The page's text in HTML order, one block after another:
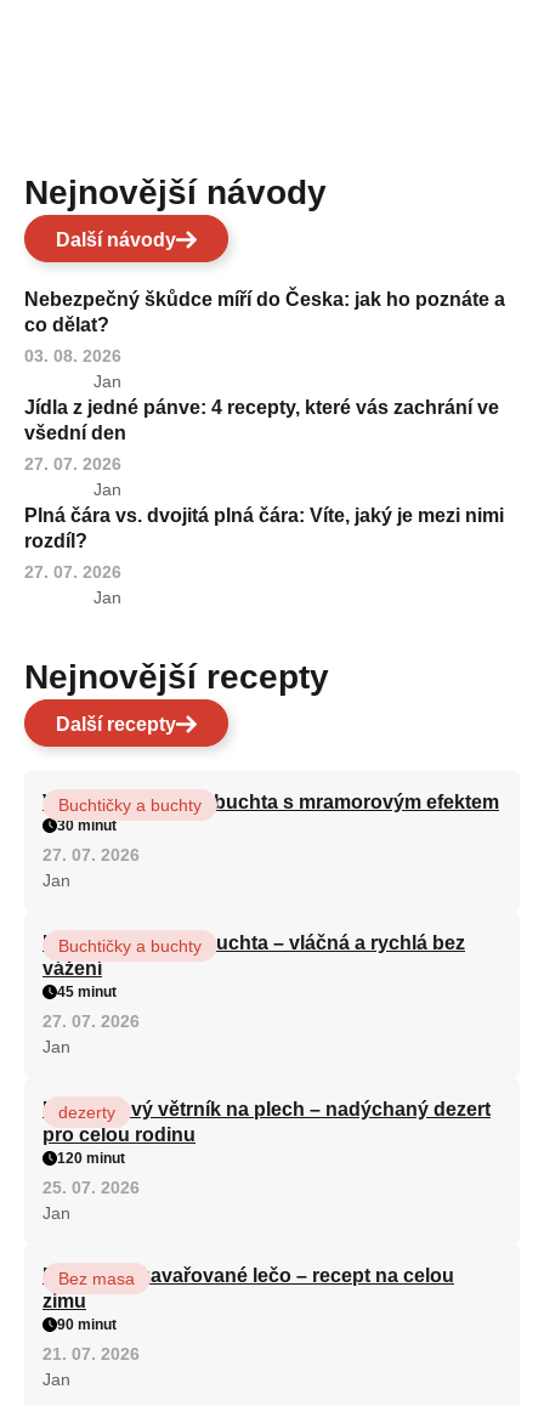
Nejnovější návody
Další návody
Nebezpečný škůdce míří do Česka: jak ho poznáte a
co dělat?
03. 08. 2026
Jan
Jídla z jedné pánve: 4 recepty, které vás zachrání ve
všední den
27. 07. 2026
Jan
Plná čára vs. dvojitá plná čára: Víte, jaký je mezi nimi
rozdíl?
27. 07. 2026
Jan
Nejnovější recepty
Další recepty
Vláčná olejová litá buchta s mramorovým efektem
Buchtičky a buchty
30 minut
27. 07. 2026
Jan
Hrnková maková buchta – vláčná a rychlá bez
vážení
Buchtičky a buchty
45 minut
27. 07. 2026
Jan
Karamelový větrník na plech – nadýchaný dezert
pro celou rodinu
dezerty
120 minut
25. 07. 2026
Jan
Babiččino zavařované lečo – recept na celou
zimu
Bez masa
90 minut
21. 07. 2026
Jan